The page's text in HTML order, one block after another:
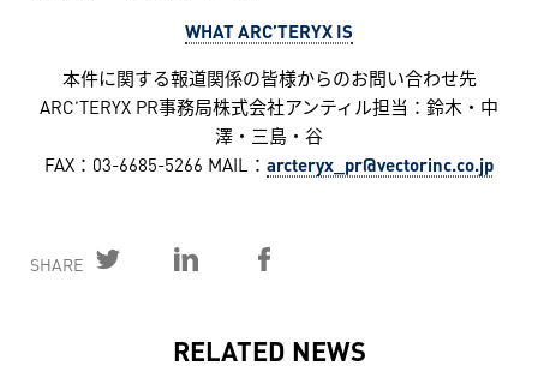
WHAT ARC’TERYX IS
本件に関する報道関係の皆様からのお問い合わせ先
ARC’TERYX PR事務局株式会社アンティル担当：鈴木・中
澤・三島・谷
FAX：03-6685-5266 MAIL： arcteryx_pr@vectorinc.co.jp
SHARE
RELATED NEWS